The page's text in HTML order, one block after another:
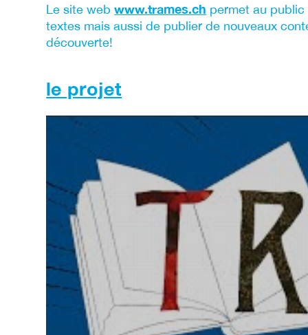
Le site webwww.trames.ch permet au
textes mais aussi de publier de nouveaux
découverte!
le projet